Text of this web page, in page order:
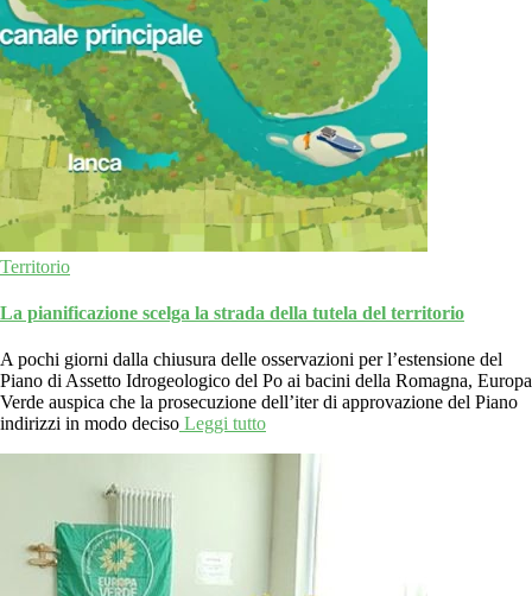
Territorio
La pianificazione scelga la strada della tutela del territorio
A pochi giorni dalla chiusura delle osservazioni per l’estensione del
Piano di Assetto Idrogeologico del Po ai bacini della Romagna, Europa
Verde auspica che la prosecuzione dell’iter di approvazione del Piano
indirizzi in modo deciso Leggi tutto